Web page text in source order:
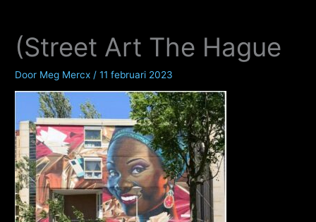
(Street Art The Hague
Door Meg Mercx /11 februari 2023